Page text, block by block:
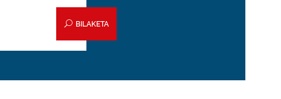
BILAKETA